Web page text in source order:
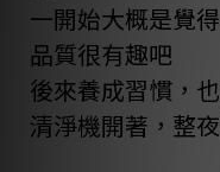
一開始大概是覺
品質很有趣吧
後來養成習慣，
清淨機開著，整